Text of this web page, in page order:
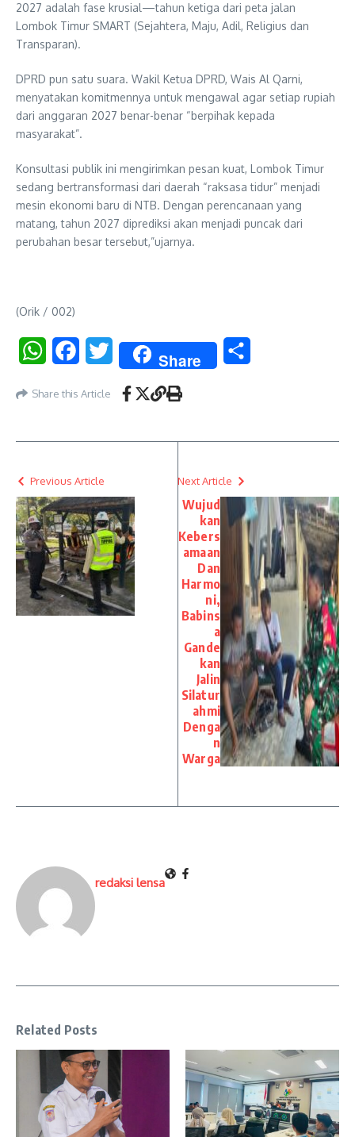
2027 adalah fase krusial—tahun ketiga dari peta jalan
Lombok Timur SMART (Sejahtera, Maju, Adil, Religius dan
Transparan).
​DPRD pun satu suara. Wakil Ketua DPRD, Wais Al Qarni,
menyatakan komitmennya untuk mengawal agar setiap rupiah
dari anggaran 2027 benar-benar “berpihak kepada
masyarakat”.
​Konsultasi publik ini mengirimkan pesan kuat, Lombok Timur
sedang bertransformasi dari daerah “raksasa tidur” menjadi
mesin ekonomi baru di NTB. Dengan perencanaan yang
matang, tahun 2027 diprediksi akan menjadi puncak dari
perubahan besar tersebut,”ujarnya.
(Orik / 002)
WhatsAppFacebookTwitter Share
Share this Article
Previous Article Next Article
Wujud
kan
Kebers
amaan
Dan
Harmo
ni,
Babins
a
Gande
kan
Jalin
Silatur
ahmi
Denga
n
Warga
redaksi lensa
Related Posts